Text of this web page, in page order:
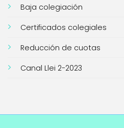
Baja colegiación
Certificados colegiales
Reducción de cuotas
Canal Llei 2-2023